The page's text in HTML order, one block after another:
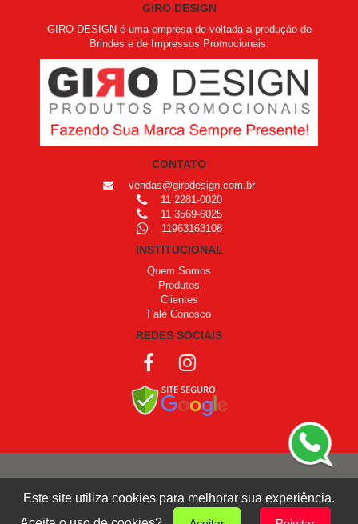
GIRO DESIGN
GIRO DESIGN é uma empresa de voltada a produção de
Brindes e de Impressos Promocionais.
CONTATO
vendas@girodesign.com.br
11 2281-0020
11 3569-6025
11963163108
INSTITUCIONAL
Quem Somos
Produtos
Clientes
Fale Conosco
REDES SOCIAIS
Giro Design
Este site utiliza cookies para melhorar sua experiência.